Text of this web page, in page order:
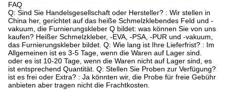
FAQ
Q: Sind Sie Handelsgesellschaft oder Hersteller? : Wir stellen in
China her, gerichtet auf das heiße Schmelzklebendes Feld und -
vakuum, die Furnierungskleber Q bildet: was können Sie von uns
kaufen? Heißer Schmelzkleber, -EVA, -PSA, -PUR und -vakuum,
das Furnierungskleber bildet. Q: Wie lang ist Ihre Lieferfrist? : Im
Allgemeinen ist es 3-5 Tage, wenn die Waren auf Lager sind.
oder es ist 10-20 Tage, wenn die Waren nicht auf Lager sind, es
ist entsprechend Quantität. Q: Stellen Sie Proben zur Verfügung?
ist es frei oder Extra? : Ja könnten wir, die Probe für freie Gebühr
anbieten aber tragen nicht die Frachtkosten.